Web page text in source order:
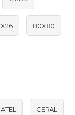
80X80
CERAL